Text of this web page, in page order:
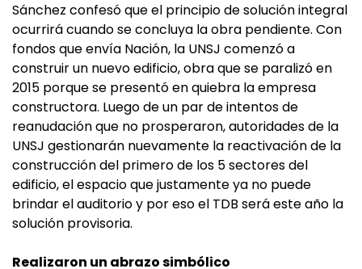
Sánchez confesó que el principio de solución integral
ocurrirá cuando se concluya la obra pendiente. Con
fondos que envía Nación, la UNSJ comenzó a
construir un nuevo edificio, obra que se paralizó en
2015 porque se presentó en quiebra la empresa
constructora. Luego de un par de intentos de
reanudación que no prosperaron, autoridades de la
UNSJ gestionarán nuevamente la reactivación de la
construcción del primero de los 5 sectores del
edificio, el espacio que justamente ya no puede
brindar el auditorio y por eso el TDB será este año la
solución provisoria.
Realizaron un abrazo simbólico